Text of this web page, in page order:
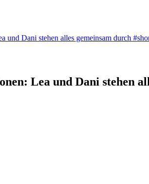
und Dani stehen alles gemeinsam durch
Lea und Dani stehen